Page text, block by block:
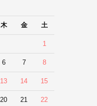
木 金 土
1
6 7 8
13 14 15
20 21 22